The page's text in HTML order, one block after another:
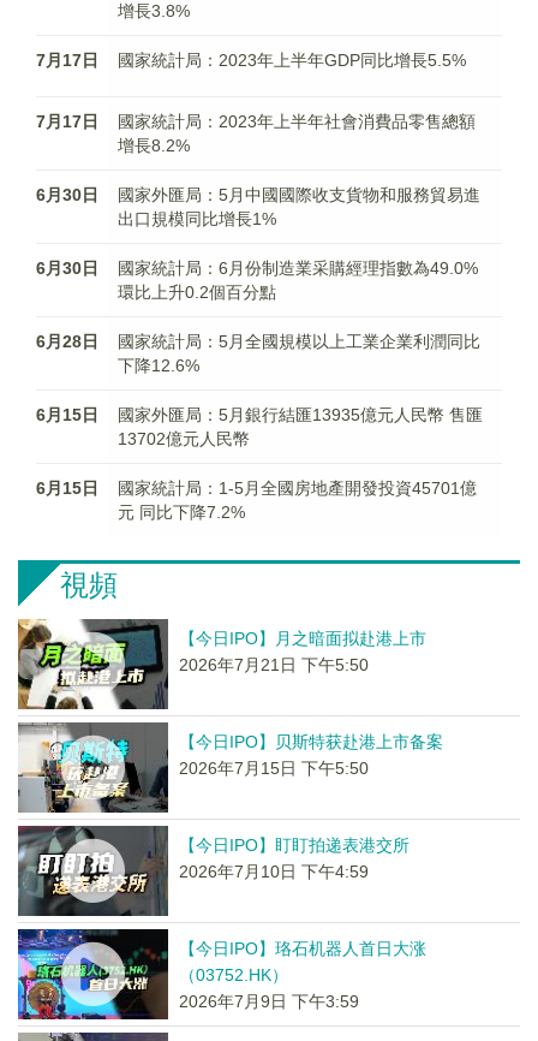
增長3.8%
7月17日 國家統計局：2023年上半年GDP同比增長5.5%
7月17日
國家統計局：2023年上半年社會消費品零售總額
增長8.2%
6月30日
國家外匯局：5月中國國際收支貨物和服務貿易進
出口規模同比增長1%
6月30日
國家統計局：6月份制造業采購經理指數為49.0%
環比上升0.2個百分點
6月28日
國家統計局：5月全國規模以上工業企業利潤同比
下降12.6%
6月15日
國家外匯局：5月銀行結匯13935億元人民幣 售匯
13702億元人民幣
6月15日
國家統計局：1-5月全國房地產開發投資45701億
元 同比下降7.2%
視頻
【今日IPO】月之暗面拟赴港上市
2026年7月21日 下午5:50
【今日IPO】贝斯特获赴港上市备案
2026年7月15日 下午5:50
【今日IPO】盯盯拍递表港交所
2026年7月10日 下午4:59
【今日IPO】珞石机器人首日大涨
（03752.HK）
2026年7月9日 下午3:59